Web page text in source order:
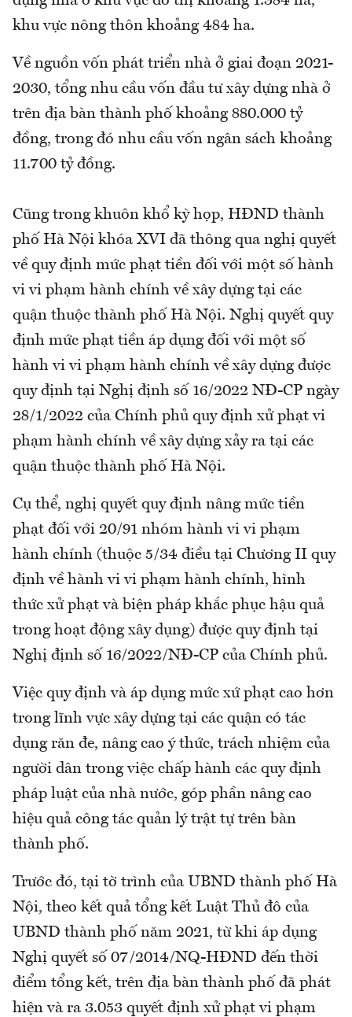
khu vực nông thôn khoảng 484 ha.
Về nguồn vốn phát triển nhà ở giai đoạn 2021-
2030, tổng nhu cầu vốn đầu tư xây dựng nhà ở
trên địa bàn thành phố khoảng 880.000 tỷ
đồng, trong đó nhu cầu vốn ngân sách khoảng
11.700 tỷ đồng.
Cũng trong khuôn khổ kỳ họp, HĐND thành
phố Hà Nội khóa XVI đã thông qua nghị quyết
về quy định mức phạt tiền đối với một số hành
vi vi phạm hành chính về xây dựng tại các
quận thuộc thành phố Hà Nội. Nghị quyết quy
định mức phạt tiền áp dụng đối với một số
hành vi vi phạm hành chính về xây dựng được
quy định tại Nghị định số 16/2022 NĐ-CP ngày
28/1/2022 của Chính phủ quy định xử phạt vi
phạm hành chính về xây dựng xảy ra tại các
quận thuộc thành phố Hà Nội.
Cụ thể, nghị quyết quy định nâng mức tiền
phạt đối với 20/91 nhóm hành vi vi phạm
hành chính (thuộc 5/34 điều tại Chương II quy
định về hành vi vi phạm hành chính, hình
thức xử phạt và biện pháp khắc phục hậu quả
trong hoạt động xây dụng) được quy định tại
Nghị định số 16/2022/NĐ-CP của Chính phủ.
Việc quy định và áp dụng mức xứ phạt cao hơn
trong lĩnh vực xây dựng tại các quận có tác
dụng răn đe, nâng cao ý thức, trách nhiệm của
người dân trong việc chấp hành các quy định
pháp luật của nhà nước, góp phần nâng cao
hiệu quả công tác quản lý trật tự trên bàn
thành phố.
Trước đó, tại tờ trình của UBND thành phố Hà
Nội, theo kết quả tổng kết Luật Thủ đô của
UBND thành phố năm 2021, từ khi áp dụng
Nghị quyết số 07/2014/NQ-HĐND đến thời
điểm tổng kết, trên địa bàn thành phố đã phát
hiện và ra 3.053 quyết định xử phạt vi phạm